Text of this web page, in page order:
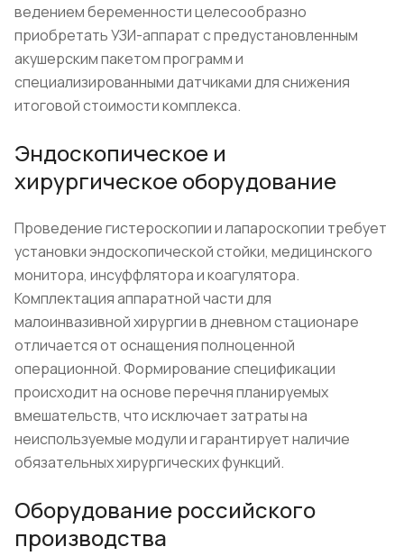
ведением беременности целесообразно
приобретать УЗИ-аппарат с предустановленным
акушерским пакетом программ и
специализированными датчиками для снижения
итоговой стоимости комплекса.
Эндоскопическое и
хирургическое оборудование
Проведение гистероскопии и лапароскопии требует
установки эндоскопической стойки, медицинского
монитора, инсуффлятора и коагулятора.
Комплектация аппаратной части для
малоинвазивной хирургии в дневном стационаре
отличается от оснащения полноценной
операционной. Формирование спецификации
происходит на основе перечня планируемых
вмешательств, что исключает затраты на
неиспользуемые модули и гарантирует наличие
обязательных хирургических функций.
Оборудование российского
производства